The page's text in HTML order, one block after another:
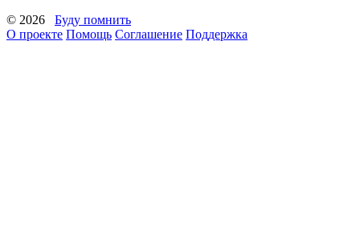
© 2026 Буду помнить
О проекте Помощь Соглашение Поддержка